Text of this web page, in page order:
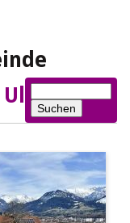
Suchen